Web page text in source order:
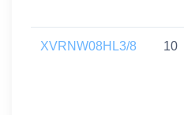
XVRNW08HL3/8 10